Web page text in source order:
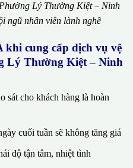
Lý Thường Kiệt – Ninh
ngũ nhân viên lành nghề
khi cung cấp dịch vụ vệ
Lý Thường Kiệt – Ninh
sát cho khách hàng là hoàn
cuối tuần sẽ không tăng giá
độ tận tâm, nhiệt tình